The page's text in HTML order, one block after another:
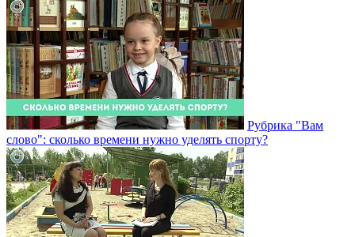
Рубрика "Вам
слово": сколько времени нужно уделять спорту?